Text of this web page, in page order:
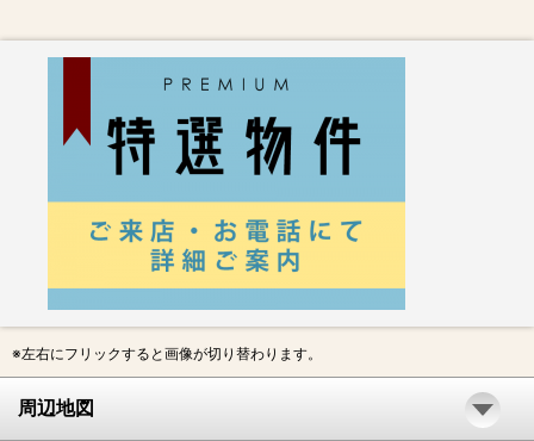
※左右にフリックすると画像が切り替わります。
周辺地図